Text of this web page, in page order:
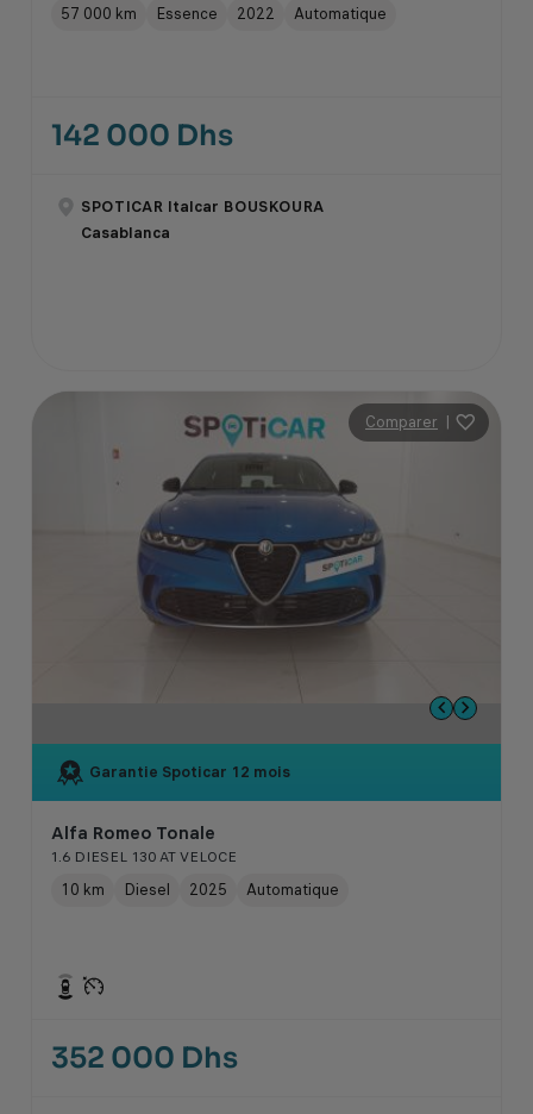
57 000 km Essence 2022 Automatique
142 000 Dhs
SPOTICAR Italcar BOUSKOURA
Casablanca
Comparer |
Garantie Spoticar 12 mois
Alfa Romeo Tonale
1.6 DIESEL 130 AT VELOCE
10 km Diesel 2025 Automatique
352 000 Dhs